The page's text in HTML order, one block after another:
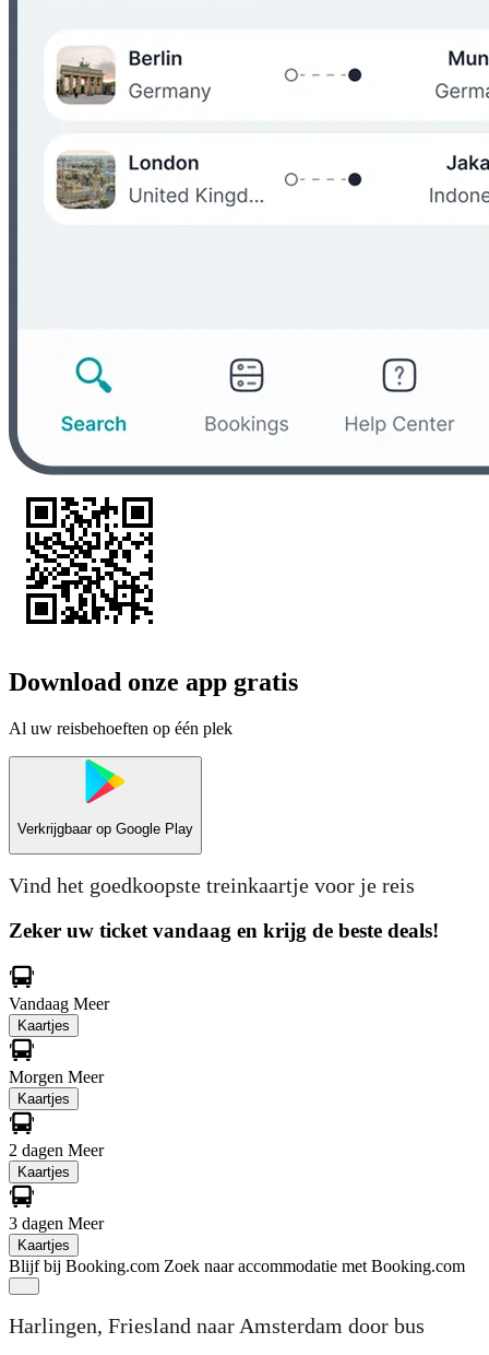
Download onze app gratis
Al uw reisbehoeften op één plek
Verkrijgbaar op Google Play
Vind het goedkoopste treinkaartje voor je reis
Zeker uw ticket vandaag en krijg de beste deals!
Vandaag Meer
Kaartjes
Morgen Meer
Kaartjes
2 dagen Meer
Kaartjes
3 dagen Meer
Kaartjes
Blijf bij Booking.com Zoek naar accommodatie met Booking.com
Harlingen, Friesland naar Amsterdam door bus